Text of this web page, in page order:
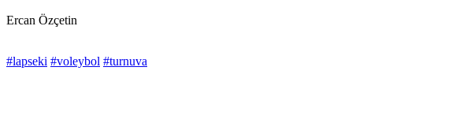
Ercan Özçetin
#lapseki #voleybol #turnuva